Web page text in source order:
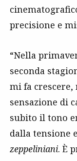
precisione e
“Nella
seconda
mi fa
sensazione di
subito il tono
dalla tensione
zeppeliniani. È